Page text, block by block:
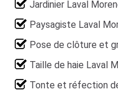
Jardinier Laval
Paysagiste Laval
Pose de clôture et
Taille de haie Laval
Tonte et réfection